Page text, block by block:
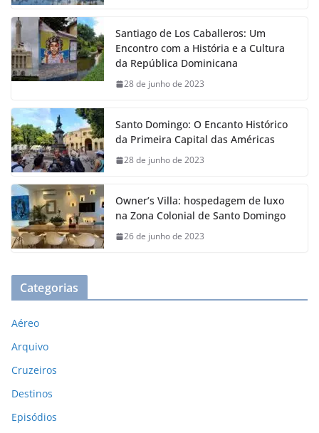
Santiago de Los Caballeros: Um
Encontro com a História e a Cultura
da República Dominicana
28 de junho de 2023
Santo Domingo: O Encanto Histórico
da Primeira Capital das Américas
28 de junho de 2023
Owner’s Villa: hospedagem de luxo
na Zona Colonial de Santo Domingo
26 de junho de 2023
Categorias
Aéreo
Arquivo
Cruzeiros
Destinos
Episódios